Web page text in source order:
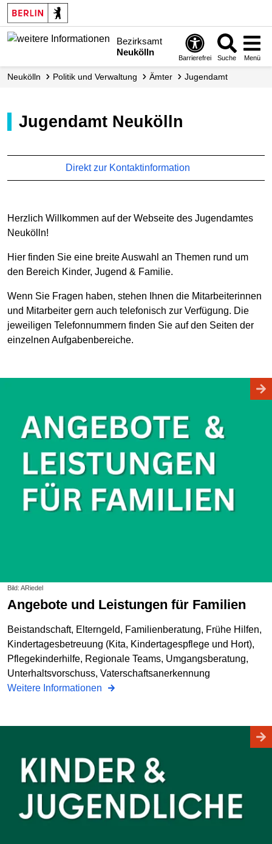
Bezirksamt
Neukölln
Barrierefrei Suche Menü
Neukölln Politik und Verwaltung Ämter Jugendamt
Jugendamt Neukölln
Direkt zur Kontaktinformation
Herzlich Willkommen auf der Webseite des Jugendamtes
Neukölln!
Hier finden Sie eine breite Auswahl an Themen rund um
den Bereich Kinder, Jugend & Familie.
Wenn Sie Fragen haben, stehen Ihnen die Mitarbeiterinnen
und Mitarbeiter gern auch telefonisch zur Verfügung. Die
jeweiligen Telefonnummern finden Sie auf den Seiten der
einzelnen Aufgabenbereiche.
Bild: ARiedel
Angebote und Leistungen für Familien
Beistandschaft, Elterngeld, Familienberatung, Frühe Hilfen,
Kindertagesbetreuung (Kita, Kindertagespflege und Hort),
Pflegekinderhilfe, Regionale Teams, Umgangsberatung,
Unterhaltsvorschuss, Vaterschaftsanerkennung
Weitere Informationen